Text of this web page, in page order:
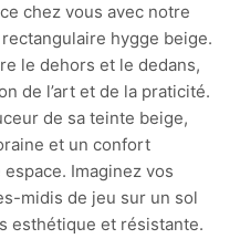
chez vous avec notre
hygge beige.
le dehors et le dedans,
de l’art et de la praticité.
de sa teinte beige,
et un confort
Imaginez vos
midis de jeu sur un sol
esthétique et résistante.